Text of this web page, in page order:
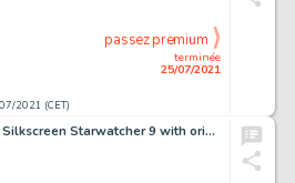
2021 (CET)
terminée
25/07/2021
passez premium
Moebius - Silkscreen Starwatcher 9 with original dedicated drawing